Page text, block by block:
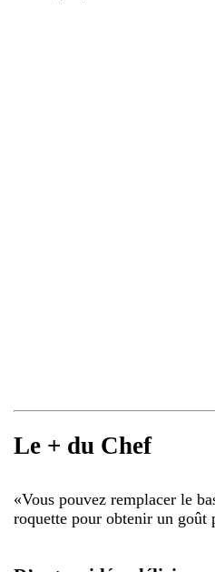
Le + du Chef
«Vous pouvez remplacer le
roquette pour obtenir un goût